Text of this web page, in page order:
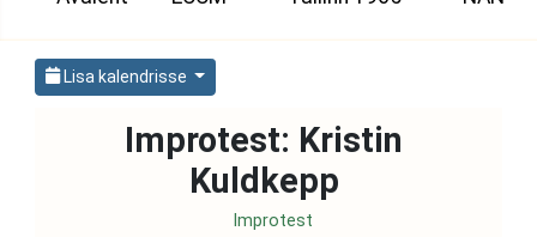
Lisa kalendrisse
Improtest: Kristin
Kuldkepp
Improtest